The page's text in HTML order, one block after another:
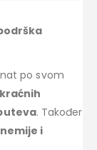
po svom
. Također
i